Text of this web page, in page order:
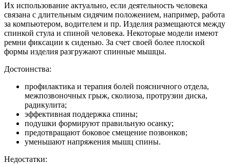
Их использование актуально, если деятельность человека
связана с длительным сидячим положением, например, работа
за компьютером, водителем и пр. Изделия размещаются между
спинкой стула и спиной человека. Некоторые модели имеют
ремни фиксации к сиденью. За счет своей более плоской
формы изделия разгружают спинные мышцы.
Достоинства:
профилактика и терапия болей поясничного отдела,
межпозвоночных грыж, сколиоза, протрузии диска,
радикулита;
эффективная поддержка спины;
подушки формируют правильную осанку;
предотвращают боковое смещение позвонков;
уменьшают напряжения мышц спины.
Недостатки: